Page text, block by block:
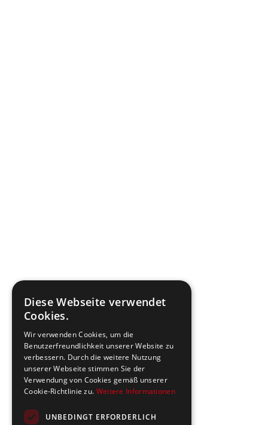
Diese Webseite verwendet
Cookies.
Wir verwenden Cookies, um die
Benutzerfreundlichkeit unserer Website zu
verbessern. Durch die weitere Nutzung
unserer Webseite stimmen Sie der
Verwendung von Cookies gemäß unserer
Cookie-Richtlinie zu. Weitere Informationen
UNBEDINGT ERFORDERLICH